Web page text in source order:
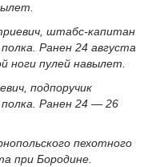
штабс-капитан
Ранен 24 августа
ноги пулей навылет.
подпоручик
полка. Ранен 24 — 26
пехотного
при Бородине.